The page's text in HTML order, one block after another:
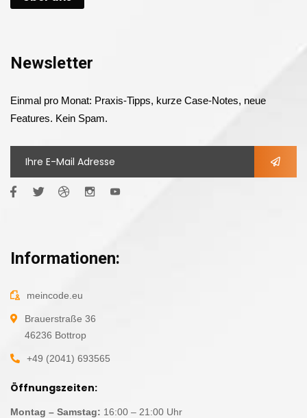
Newsletter
Einmal pro Monat: Praxis-Tipps, kurze Case-Notes, neue
Features. Kein Spam.
Informationen:
meincode.eu
Brauerstraße 36
46236 Bottrop
+49 (2041) 693565
Öffnungszeiten:
Montag – Samstag: 16:00 – 21:00 Uhr